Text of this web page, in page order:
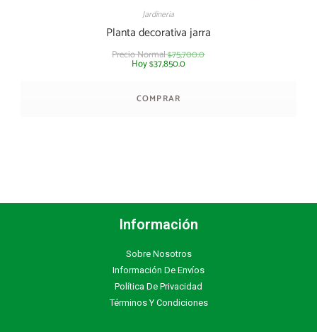
Jardineria
Planta decorativa jarra
Precio Normal$75,700.0
Hoy $37,850.0
COMPRAR
Información
Sobre Nosotros
Información De Envíos
Política De Privacidad
Términos Y Condiciones